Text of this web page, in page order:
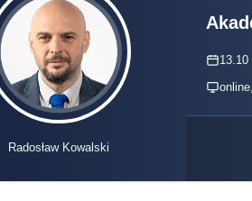
Radosław Kowalski
13.10